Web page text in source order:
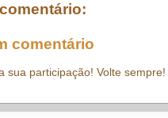
comentário
sua participação! Volte sempre!